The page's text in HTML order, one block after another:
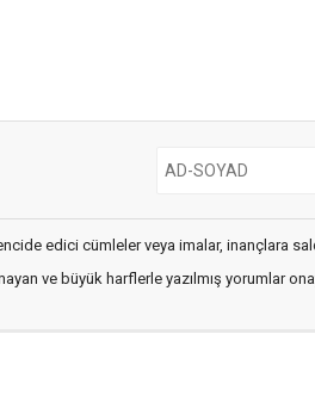
edici cümleler veya imalar, inançlara
ve büyük harflerle yazılmış yorumlar